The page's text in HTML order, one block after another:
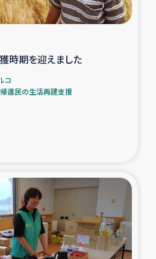
るシリア難民支援事業
ウェシの地震・津波被災者支援
ィブ県帰還民の生活再建支援
南部洪水被災者支援
つなぐサリー・リサイクル・プロ
ジェクト
時期を迎えました
コ
帰還民の生活再建支援